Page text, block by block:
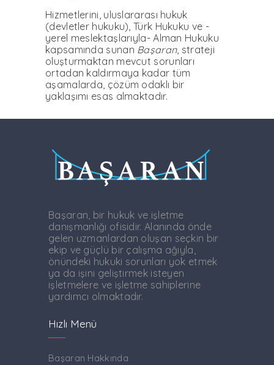
Hizmetlerini, uluslararası hukuk
(devletler hukuku), Türk Hukuku ve -
yerel meslektaşlarıyla- Alman Hukuku
kapsamında sunan Başaran, strateji
oluşturmaktan mevcut sorunları
ortadan kaldırmaya kadar tüm
aşamalarda, çözüm odaklı bir
yaklaşımı esas almaktadır.
Başaran, bir hukuk ve işletme
danışmanlığı ofisidir. Alanında önde
gelen uzmanlardan oluşan seçkin bir
ekip ve güçlü bir çalışma ağıyla,
önündeki hukuki sorunları yok etmek
ya da işini geliştirmek isteyen
işletmelere ve işletme sahiplerine
yardımcı olmaktadır.
Hızlı Menü
Başaran Hakkında